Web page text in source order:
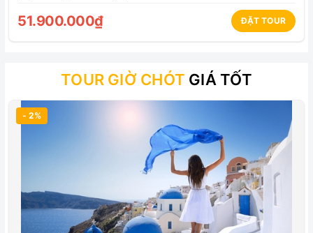
51.900.000₫ ĐẶT TOUR
TOUR GIỜ CHÓT GIÁ TỐT
- 2%